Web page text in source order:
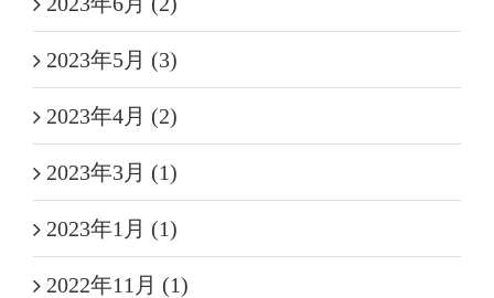
2023年5月 (3)
2023年4月 (2)
2023年3月 (1)
2023年1月 (1)
2022年11月 (1)